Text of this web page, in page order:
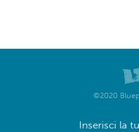
©2020
Inserisci la